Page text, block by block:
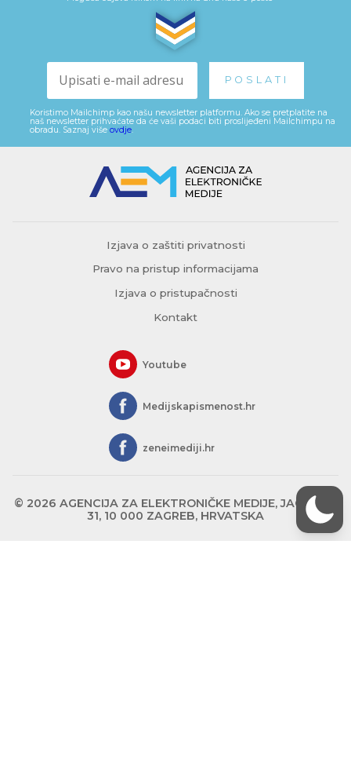
Koristimo Mailchimp kao našu newsletter platformu. Ako se pretplatite na
naš newsletter prihvaćate da će vaši podaci biti proslijeđeni Mailchimpu na
obradu. Saznaj više ovdje.
Izjava o zaštiti privatnosti
Pravo na pristup informacijama
Izjava o pristupačnosti
Kontakt
Youtube
Medijskapismenost.hr
zeneimediji.hr
© 2026 AGENCIJA ZA ELEKTRONIČKE MEDIJE, JAGIĆEVA
31, 10 000 ZAGREB, HRVATSKA